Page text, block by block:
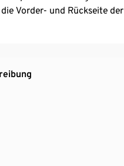
Vorder- und Rückseite der